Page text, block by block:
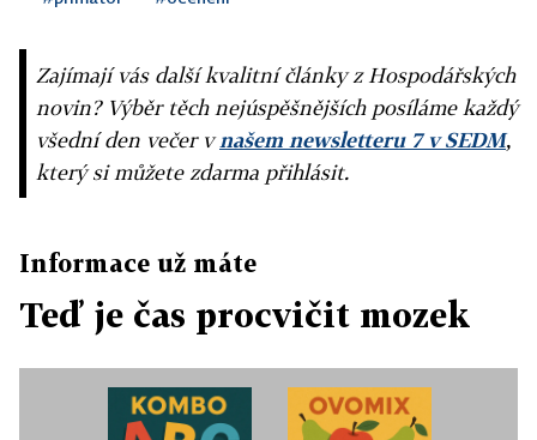
Zajímají vás další kvalitní články z Hospodářských
novin? Výběr těch nejúspěšnějších posíláme každý
všední den večer vnašem newsletteru 7 v SEDM,
který si můžete zdarma přihlásit.
Informace už máte
Teď je čas procvičit mozek